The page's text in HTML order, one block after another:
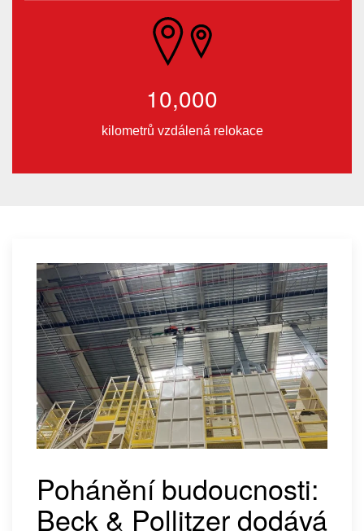
10,000
kilometrů vzdálená relokace
Pohánění budoucnosti:
Beck & Pollitzer dodává